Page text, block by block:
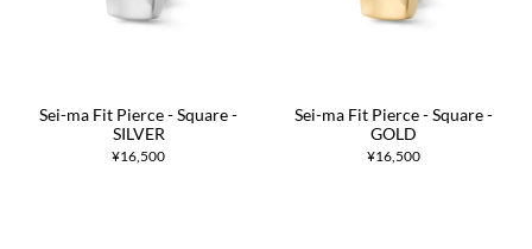
Sei-ma Fit Pierce - Square -
SILVER
¥16,500
Sei-ma Fit Pierce - Square -
GOLD
¥16,500